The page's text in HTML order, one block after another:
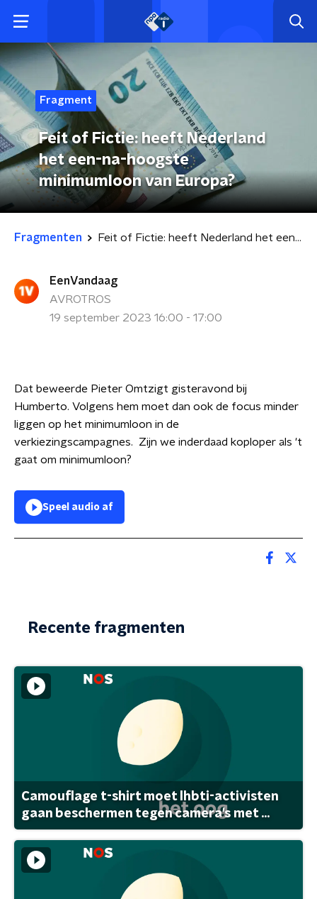
Fragment
Feit of Fictie: heeft Nederland
het een-na-hoogste
minimumloon van Europa?
Fragmenten Feit of Fictie: heeft Nederland het een-na-hoogste minimumloon van Europa?
EenVandaag
AVROTROS
19 september 2023 16:00 - 17:00
Dat beweerde Pieter Omtzigt gisteravond bij
Humberto. Volgens hem moet dan ook de focus minder
liggen op het minimumloon in de
verkiezingscampagnes. Zijn we inderdaad koploper als 't
gaat om minimumloon?
Speel audio af
Recente fragmenten
Camouflage t-shirt moet lhbti-activisten
gaan beschermen tegen camera's met ...